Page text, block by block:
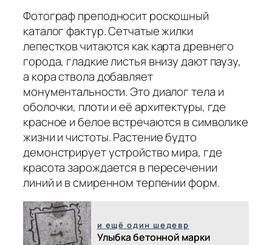
Фотограф преподносит роскошный
каталог фактур. Сетчатые жилки
лепестков читаются как карта древнего
города, гладкие листья внизу дают паузу,
а кора ствола добавляет
монументальности. Это диалог тела и
оболочки, плоти и её архитектуры, где
красное и белое встречаются в символике
жизни и чистоты. Растение будто
демонстрирует устройство мира, где
красота зарождается в пересечении
линий и в смиренном терпении форм.
и ещё один шедевр
Улыбка бетонной марки